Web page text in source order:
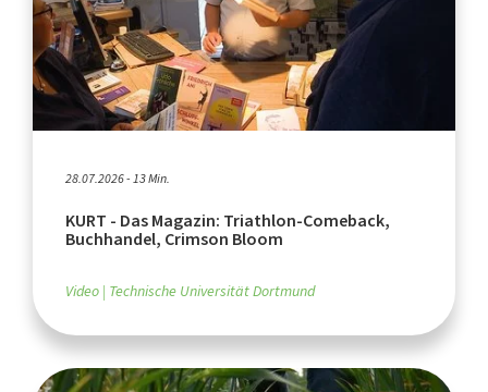
28.07.2026 - 13 Min.
KURT - Das Magazin: Triathlon-Comeback,
Buchhandel, Crimson Bloom
Video Technische Universität Dortmund